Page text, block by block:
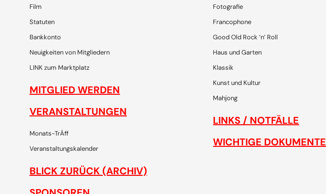
Film
Statuten
Bankkonto
Neuigkeiten von Mitgliedern
LINK zum Marktplatz
MITGLIED WERDEN
VERANSTALTUNGEN
Monats-TrÄff
Veranstaltungskalender
BLICK ZURÜCK (ARCHIV)
Fotografie
Francophone
Good Old Rock ‘n’ Roll
Haus und Garten
Klassik
Kunst und Kultur
Mahjong
LINKS / NOTFÄLLE
WICHTIGE DOKUMENTE